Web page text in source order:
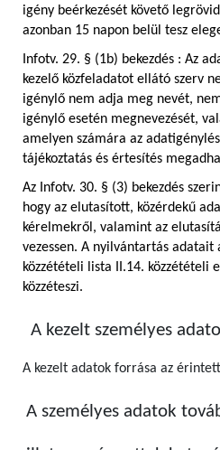
igény beérkezését követő
azonban 15 napon belül tesz
Infotv. 29. § (1b) bekezdés : Az
kezelő közfeladatot ellátó szerv
igénylő nem adja meg nevét,
igénylő esetén megnevezését,
amelyen számára az
tájékoztatás és értesítés
Az Infotv. 30. § (3) bekezdés
hogy az elutasított, közérdekű
kérelmekről, valamint az
vezessen. A nyilvántartás adatait
közzétételi lista II.14. közzétételi
közzéteszi.
A kezelt személyes
A kezelt adatok forrása az
A személyes adatok